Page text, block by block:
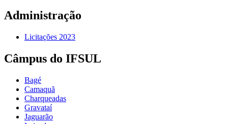
Administração
Licitações 2023
Câmpus do IFSUL
Bagé
Camaquã
Charqueadas
Gravataí
Jaguarão